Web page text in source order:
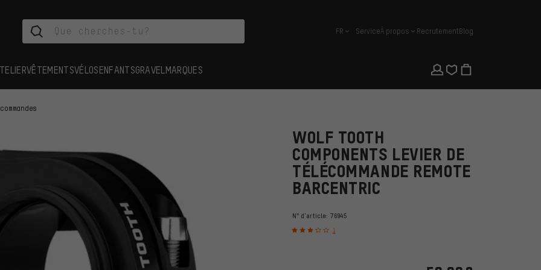
français
FR ServiceÀ propos RecrutementBlog
VÊTEMENTSVÉLOSENFANTSGRAVEL MARQUES
WOLF TOOTH
COMPONENTS LEVIER DE
TÉLÉCOMMANDE REMOTE
BARCENTRIC
N° d'article: 76945
1